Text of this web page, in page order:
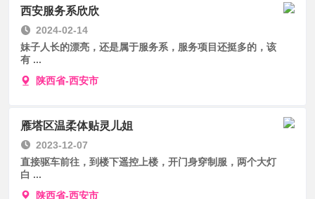
西安服务系欣欣
2024-02-14
妹子人长的漂亮，还是属于服务系，服务项目还挺多的，该
有 ...
陕西省-西安市
雁塔区温柔体贴灵儿姐
2023-12-07
直接驱车前往，到楼下遥控上楼，开门身穿制服，两个大灯
白 ...
陕西省-西安市